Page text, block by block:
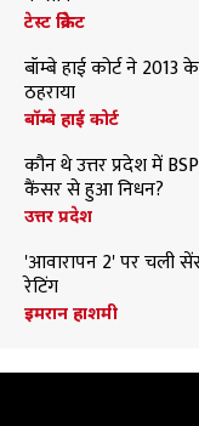
टेस्ट क्रिकेट
बॉम्बे हाई कोर्ट ने
ठहराया
बॉम्बे हाई कोर्ट
कौन थे उत्तर प्रदेश में
कैंसर से हुआ निधन?
उत्तर प्रदेश
'आवारापन 2' पर चली
रेटिंग
इमरान हाशमी